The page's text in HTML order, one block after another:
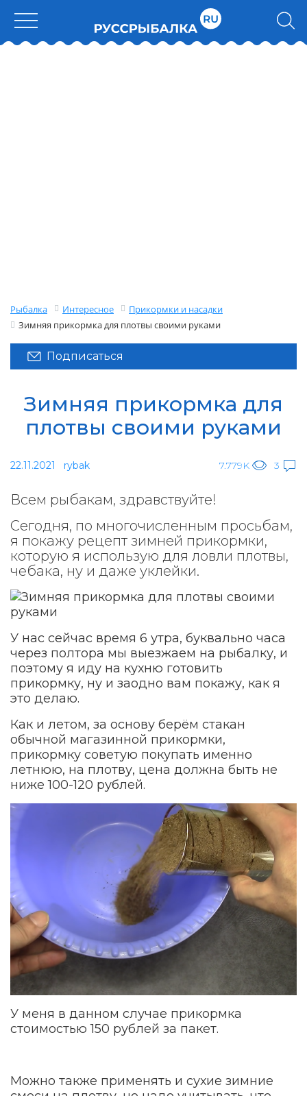
Рыбалка Интересное
Прикормки и насадки
Зимняя прикормка для плотвы своими руками
Подписаться
Зимняя прикормка для
плотвы своими руками
22.11.2021 rybak 7.779K 3
Всем рыбакам, здравствуйте!
Сегодня, по многочисленным просьбам,
я покажу рецепт зимней прикормки,
которую я использую для ловли плотвы,
чебака, ну и даже уклейки.
У нас сейчас время 6 утра, буквально часа
через полтора мы выезжаем на рыбалку, и
поэтому я иду на кухню готовить
прикормку, ну и заодно вам покажу, как я
это делаю.
Как и летом, за основу берём стакан
обычной магазинной прикормки,
прикормку советую покупать именно
летнюю, на плотву, цена должна быть не
ниже 100-120 рублей.
У меня в данном случае прикормка
стоимостью 150 рублей за пакет.
Можно также применять и сухие зимние